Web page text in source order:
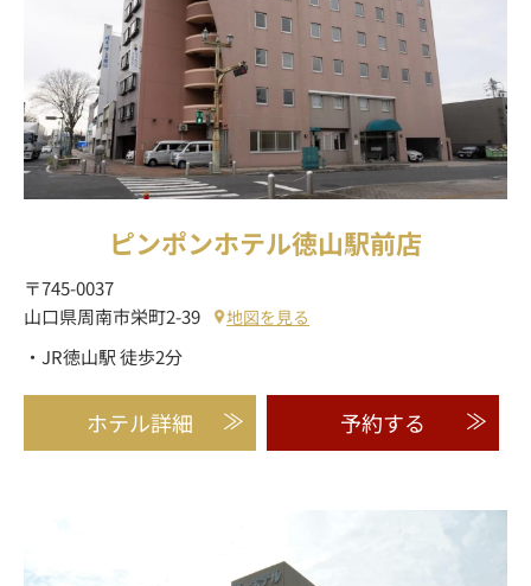
ピンポンホテル徳山駅前店
〒745-0037
山口県周南市栄町2-39
地図を見る
・JR徳山駅 徒歩2分
ホテル詳細 予約する